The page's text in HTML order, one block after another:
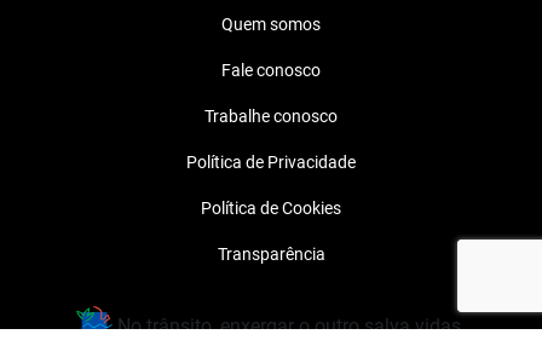
Quem somos
Fale conosco
Trabalhe conosco
Política de Privacidade
Política de Cookies
Transparência
No trânsito, enxergar o outro salva vidas.